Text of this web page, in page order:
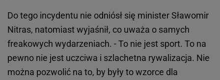
Do tego incydentu nie odniósł się minister Sławomir
Nitras, natomiast wyjaśnił, co uważa o samych
freakowych wydarzeniach. - To nie jest sport. To na
pewno nie jest uczciwa i szlachetna rywalizacja. Nie
można pozwolić na to, by były to wzorce dla